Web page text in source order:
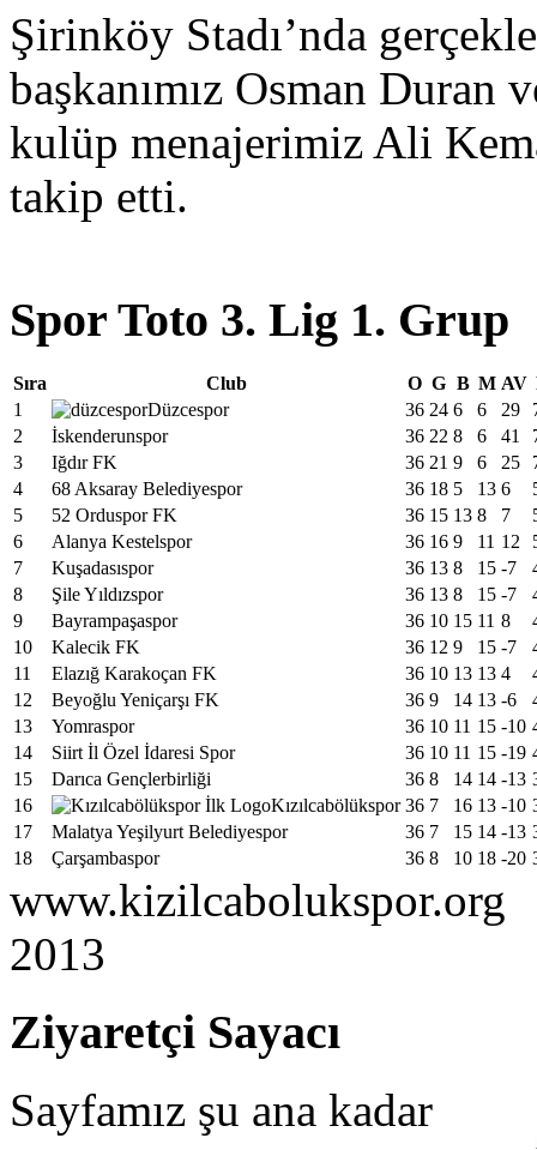
Şirinköy Stadı’nda
başkanımız Osman
kulüp menajerimiz Ali
takip etti.
Spor Toto 3. Lig 1. Grup
Sıra Club O G B M AV
1
Düzcespor 36 24 6 6 29
2
İskenderunspor 36 22 8 6 41
3
Iğdır FK 36 21 9 6 25
4
68 Aksaray Belediyespor 36 18 5 13 6
5
52 Orduspor FK 36 15 13 8 7
6
Alanya Kestelspor 36 16 9 11 12
7
Kuşadasıspor 36 13 8 15 -7
8
Şile Yıldızspor 36 13 8 15 -7
9
Bayrampaşaspor 36 10 15 11 8
10
Kalecik FK 36 12 9 15 -7
11
Elazığ Karakoçan FK 36 10 13 13 4
12
Beyoğlu Yeniçarşı FK 36 9 14 13 -6
13
Yomraspor 36 10 11 15 -10
14
Siirt İl Özel İdaresi Spor 36 10 11 15 -19
15
Darıca Gençlerbirliği 36 8 14 14 -13
16
Kızılcabölükspor 36 7 16 13 -10
17
Malatya Yeşilyurt Belediyespor 36 7 15 14 -13
18
Çarşambaspor 36 8 10 18 -20
www.kizilcabolukspor.org
2013
Ziyaretçi Sayacı
Sayfamız şu ana kadar